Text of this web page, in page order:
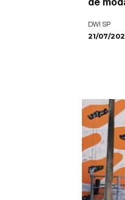
de
DW! SP
21/07/